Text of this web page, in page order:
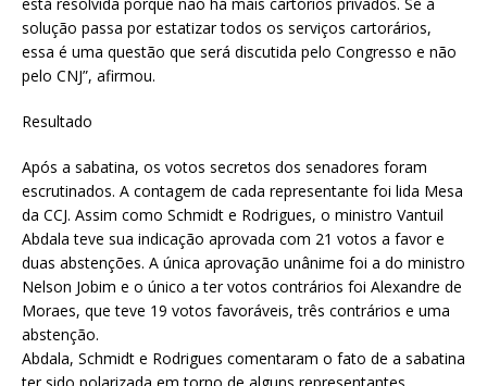
solução passa por estatizar todos os serviços cartorários,
essa é uma questão que será discutida pelo Congresso e não
pelo CNJ”, afirmou.
Resultado
Após a sabatina, os votos secretos dos senadores foram
escrutinados. A contagem de cada representante foi lida Mesa
da CCJ. Assim como Schmidt e Rodrigues, o ministro Vantuil
Abdala teve sua indicação aprovada com 21 votos a favor e
duas abstenções. A única aprovação unânime foi a do ministro
Nelson Jobim e o único a ter votos contrários foi Alexandre de
Moraes, que teve 19 votos favoráveis, três contrários e uma
abstenção.
Abdala, Schmidt e Rodrigues comentaram o fato de a sabatina